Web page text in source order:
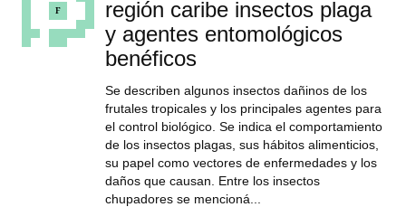
región caribe insectos plaga
y agentes entomológicos
benéficos
Se describen algunos insectos dañinos de los
frutales tropicales y los principales agentes para
el control biológico. Se indica el comportamiento
de los insectos plagas, sus hábitos alimenticios,
su papel como vectores de enfermedades y los
daños que causan. Entre los insectos
chupadores se mencioná...